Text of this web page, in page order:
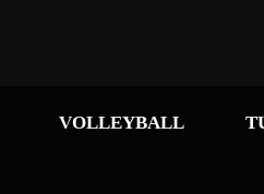
VOLLEYBALL